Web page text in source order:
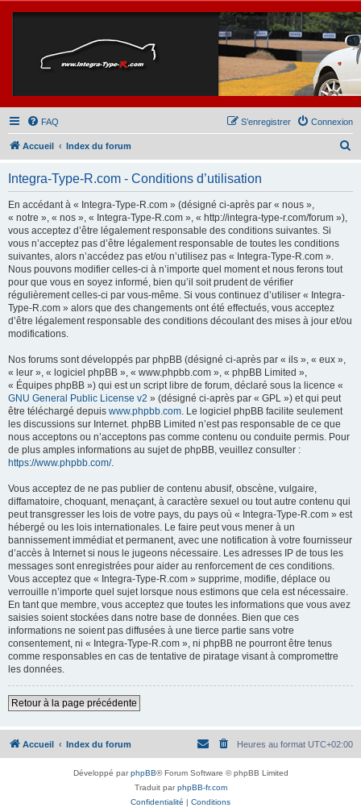
FAQ Connexion
S’enregistrer
Accueil Index du forum
Integra-Type-R.com - Conditions d’utilisation
En accédant à « Integra-Type-R.com » (désigné ci-après par « nous »,
« notre », « nos », « Integra-Type-R.com », « http://integra-type-r.com/forum »),
vous acceptez d’être légalement responsable des conditions suivantes. Si
vous n’acceptez pas d’être légalement responsable de toutes les conditions
suivantes, alors n’accédez pas et/ou n’utilisez pas « Integra-Type-R.com ».
Nous pouvons modifier celles-ci à n’importe quel moment et nous ferons tout
pour que vous en soyez informé, bien qu’il soit prudent de vérifier
régulièrement celles-ci par vous-même. Si vous continuez d’utiliser « Integra-
Type-R.com » alors que des changements ont été effectués, vous acceptez
d’être légalement responsable des conditions découlant des mises à jour et/ou
modifications.
Nos forums sont développés par phpBB (désigné ci-après par « ils », « eux »,
« leur », « logiciel phpBB », « www.phpbb.com », « phpBB Limited »,
« Équipes phpBB ») qui est un script libre de forum, déclaré sous la licence «
GNU General Public License v2 » (désigné ci-après par « GPL ») et qui peut
être téléchargé depuis www.phpbb.com. Le logiciel phpBB facilite seulement
les discussions sur Internet. phpBB Limited n’est pas responsable de ce que
nous acceptons ou n’acceptons pas comme contenu ou conduite permis. Pour
de plus amples informations au sujet de phpBB, veuillez consulter :
https://www.phpbb.com/.
Vous acceptez de ne pas publier de contenu abusif, obscène, vulgaire,
diffamatoire, choquant, menaçant, à caractère sexuel ou tout autre contenu qui
peut transgresser les lois de votre pays, du pays où « Integra-Type-R.com » est
hébergé ou les lois internationales. Le faire peut vous mener à un
bannissement immédiat et permanent, avec une notification à votre fournisseur
d’accès à Internet si nous le jugeons nécessaire. Les adresses IP de tous les
messages sont enregistrées pour aider au renforcement de ces conditions.
Vous acceptez que « Integra-Type-R.com » supprime, modifie, déplace ou
verrouille n’importe quel sujet lorsque nous estimons que cela est nécessaire.
En tant que membre, vous acceptez que toutes les informations que vous avez
saisies soient stockées dans notre base de données. Bien que ces
informations ne soient pas diffusées à une tierce partie sans votre
consentement, ni « Integra-Type-R.com », ni phpBB ne pourront être tenus
comme responsables en cas de tentative de piratage visant à compromettre
les données.
Retour à la page précédente
Accueil Index du forum Heures au format UTC+02:00
Développé parphpBB® Forum Software © phpBB Limited
Traduit parphpBB-fr.com
Confidentialité | Conditions